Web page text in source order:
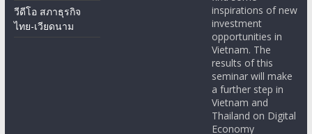
results of this
seminar will make
a further step in
Vietnam and
Thailand on Digital
Economy
cooperation as
well as strengthen
bilateral